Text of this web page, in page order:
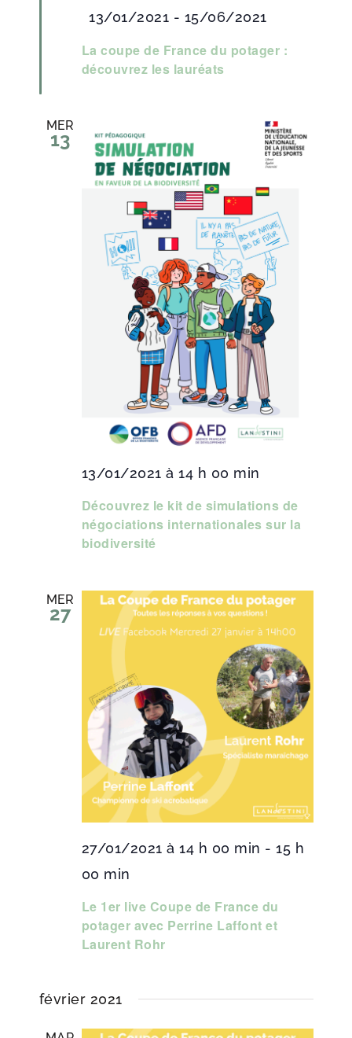
La coupe de France du potager :
découvrez les lauréats
Mis
avant
13/01/2021 - 15/06/2021
MER
13
Découvrez le kit de simulations de
négociations internationales sur la
biodiversité
13/01/2021 à 14 h 00 min
MER
27
Le 1er live Coupe de France du
potager avec Perrine Laffont et
Laurent Rohr
27/01/2021 à 14 h 00 min - 15 h
00 min
février 2021